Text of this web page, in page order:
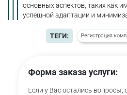
основных аспектов, таких как
успешной адаптации и
ТЕГИ: Регистрация
Форма заказа услуги:
Если у Вас остались вопросы,